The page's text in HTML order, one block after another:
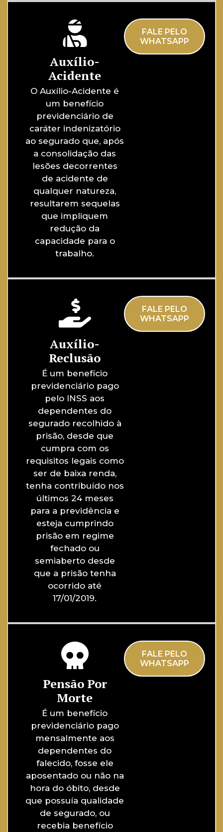
Auxílio-
Acidente
O Auxílio-Acidente é
um benefício
previdenciário de
caráter indenizatório
ao segurado que, após
a consolidação das
lesões decorrentes
de acidente de
qualquer natureza,
resultarem sequelas
que impliquem
redução da
capacidade para o
trabalho.
FALE PELO
WHATSAPP
Auxílio-
Reclusão
É um benefício
previdenciário pago
pelo INSS aos
dependentes do
segurado recolhido à
prisão, desde que
cumpra com os
requisitos legais como
ser de baixa renda,
tenha contribuído nos
últimos 24 meses
para a previdência e
esteja cumprindo
prisão em regime
fechado ou
semiaberto desde
que a prisão tenha
ocorrido até
17/01/2019.
FALE PELO
WHATSAPP
Pensão Por
Morte
É um benefício
previdenciário pago
mensalmente aos
dependentes do
falecido, fosse ele
aposentado ou não na
hora do óbito, desde
que possuía qualidade
de segurado, ou
recebia benefício
FALE PELO
WHATSAPP